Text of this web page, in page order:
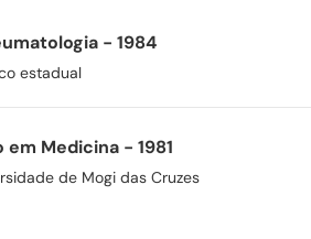
- 1984
estadual
em Medicina - 1981
de Mogi das Cruzes